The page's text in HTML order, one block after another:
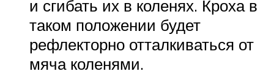
и сгибать их в коленях. Кроха в
таком положении будет
рефлекторно отталкиваться от
мяча коленями.